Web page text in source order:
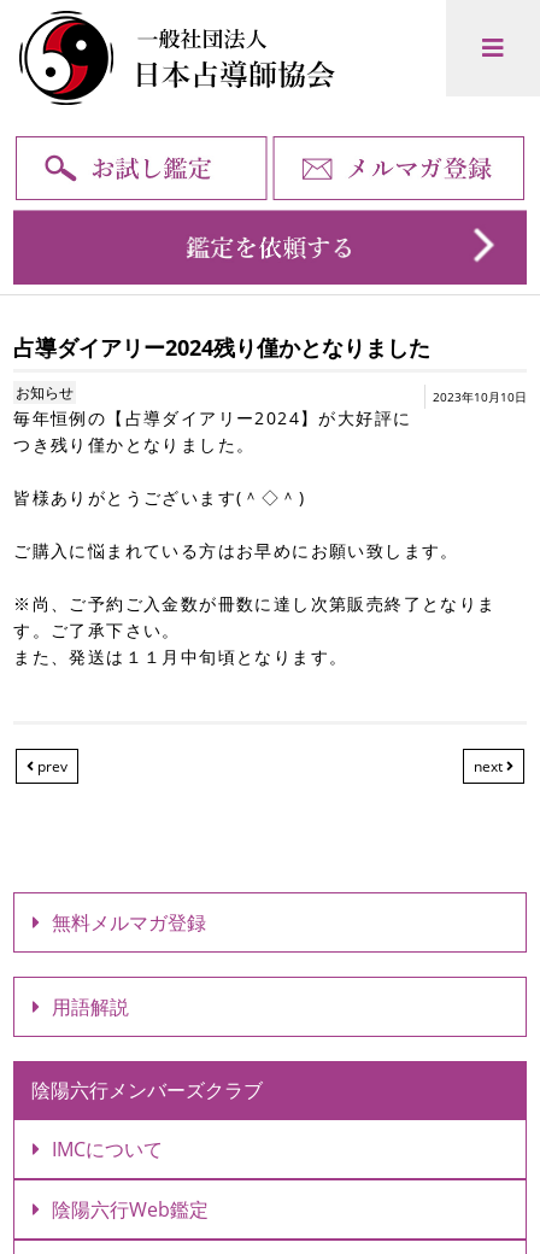
占導ダイアリー2024残り僅かとなりました
2023年10月10日
お知らせ
毎年恒例の【占導ダイアリー2024】が大好評に
つき残り僅かとなりました。
皆様ありがとうございます(＾◇＾)
ご購入に悩まれている方はお早めにお願い致します。
※尚、ご予約ご入金数が冊数に達し次第販売終了となりま
す。ご了承下さい。
また、発送は１１月中旬頃となります。
prev next
無料メルマガ登録
用語解説
陰陽六行メンバーズクラブ
IMCについて
陰陽六行Web鑑定